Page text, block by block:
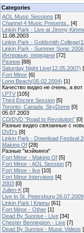
Categories
AOL Music Sessions [3]
Channel 4 Music Presents..
[4]
Linkin Park - Live at Jimmy
11.08.2003
Linkin Park - Goldsmith
Linkin Park - Summer Sonic 2006
Интервью, передачи [72]
Разное [88]
Saturday Night Live(12.05.2007)
Fort Minor [6]
Long Beach(05.02.2004) [1]
Качество видео не очень, а
LPTV [105]
Third Encore Session [5]
Toronto, Canada, SkyDome [0]
05.07.2003
CD/DVD "Road to Revolution" [0]
Разные видео связанные с
DVD's [8]
Linkin Park - Download Festival
Making Of [28]
Разные "мэйкинги"
Fort Minor - Making Of [5]
Fort Minor - AOL Session [7]
Fort Minor - live [10]
Fort Minor Interviews [4]
2003 [0]
Julien-K [3]
Live In St. Petersburg 26.07.2009
Linkin Park | Клипы [61]
Fort Minor - Other [1]
Dead By Sunrise - Live [34]
Chester Bennington - Live [7]
Dead By Sunrise - Music Videos